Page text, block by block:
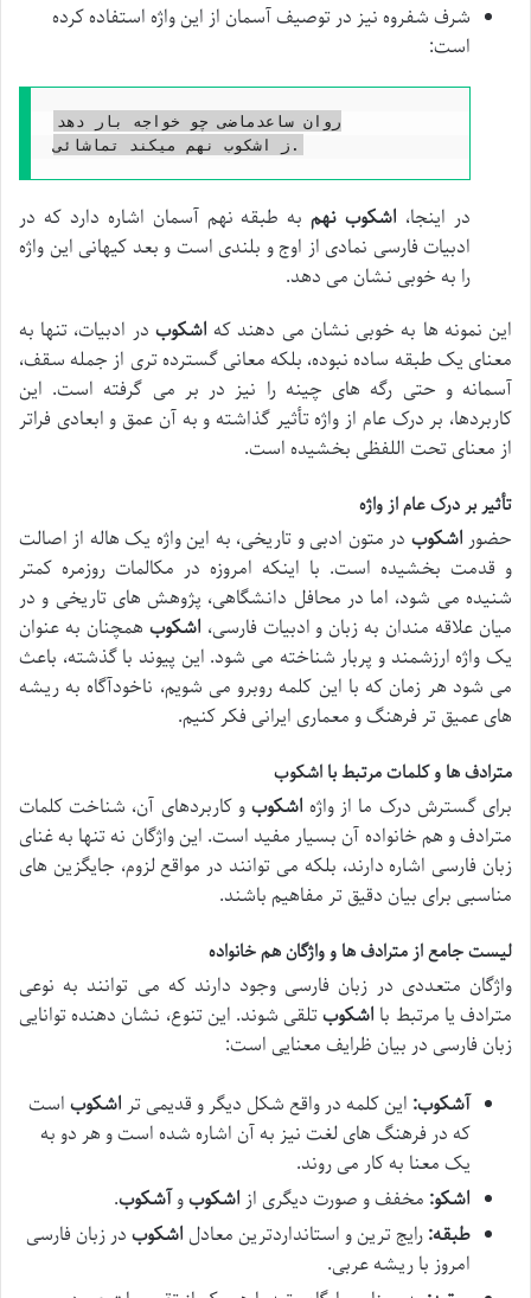
شرف شفروه نیز در توصیف آسمان از این واژه استفاده کرده
است:
روان ساعدماضی چو خواجه بار دهد
در اینجا، اشکوب نهمبه طبقه نهم آسمان اشاره دارد که در
ادبیات فارسی نمادی از اوج و بلندی است و بعد کیهانی این واژه
را به خوبی نشان می دهد.
این نمونه ها به خوبی نشان می دهند که اشکوب در ادبیات، تنها به
معنای یک طبقه ساده نبوده، بلکه معانی گسترده تری از جمله سقف،
آسمانه و حتی رگه های چینه را نیز در بر می گرفته است. این
کاربردها، بر درک عام از واژه تأثیر گذاشته و به آن عمق و ابعادی فراتر
از معنای تحت اللفظی بخشیده است.
تأثیر بر درک عام از واژه
حضور اشکوب در متون ادبی و تاریخی، به این واژه یک هاله از اصالت
و قدمت بخشیده است. با اینکه امروزه در مکالمات روزمره کمتر
شنیده می شود، اما در محافل دانشگاهی، پژوهش های تاریخی و در
میان علاقه مندان به زبان و ادبیات فارسی، اشکوب همچنان به عنوان
یک واژه ارزشمند و پربار شناخته می شود. این پیوند با گذشته، باعث
می شود هر زمان که با این کلمه روبرو می شویم، ناخودآگاه به ریشه
های عمیق تر فرهنگ و معماری ایرانی فکر کنیم.
مترادف ها و کلمات مرتبط با اشکوب
برای گسترش درک ما از واژه اشکوبو کاربردهای آن، شناخت کلمات
مترادف و هم خانواده آن بسیار مفید است. این واژگان نه تنها به غنای
زبان فارسی اشاره دارند، بلکه می توانند در مواقع لزوم، جایگزین های
مناسبی برای بیان دقیق تر مفاهیم باشند.
لیست جامع از مترادف ها و واژگان هم خانواده
واژگان متعددی در زبان فارسی وجود دارند که می توانند به نوعی
مترادف یا مرتبط با اشکوبتلقی شوند. این تنوع، نشان دهنده توانایی
زبان فارسی در بیان ظرایف معنایی است:
آشکوب: این کلمه در واقع شکل دیگر و قدیمی تر اشکوباست
که در فرهنگ های لغت نیز به آن اشاره شده است و هر دو به
یک معنا به کار می روند.
اشکو: مخفف و صورت دیگری از اشکوبوآشکوب.
طبقه:رایج ترین و استانداردترین معادلاشکوبدر زبان فارسی
امروز با ریشه عربی.